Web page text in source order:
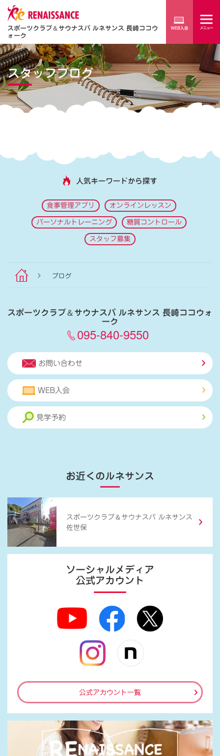
スポーツクラブ＆サウナスパ ルネサンス 長崎ココウ
ォーク
スタッフブログ
人気キーワードから探す
食事管理アプリ オンラインレッスン
パーソナルトレーニング 糖質コントロール
スタッフ募集
ブログ
スポーツクラブ＆サウナスパ ルネサンス 長崎ココウォ
ーク
095-840-9550
お問い合わせ
WEB入会
見学予約
お近くのルネサンス
スポーツクラブ ＆ サウナスパ ルネサンス
佐世保
ソーシャルメディア
公式アカウント
公式アカウント一覧